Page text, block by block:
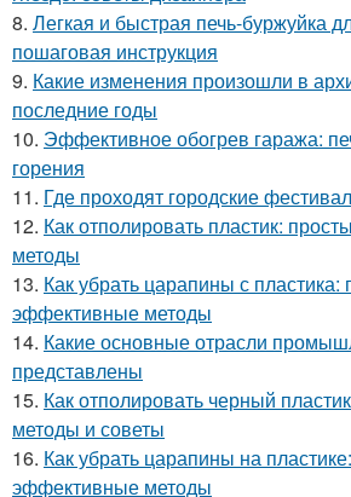
8. Легкая и быстрая печь-буржуйка
пошаговая инструкция
9. Какие изменения произошли в
последние годы
10. Эффективное обогрев гаража:
горения
11. Где проходят городские
12. Как отполировать пластик:
методы
13. Как убрать царапины с пластика:
эффективные методы
14. Какие основные отрасли
представлены
15. Как отполировать черный
методы и советы
16. Как убрать царапины на
эффективные методы